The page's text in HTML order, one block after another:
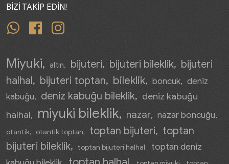
BİZİ TAKİP EDİN!
whatsapp facebook instagram
Miyuki altın bijuteri bijuteri bileklik bijuteri
halhal
bijuteri toptan bileklik boncuk
deniz
kabuğu
deniz kabuğu bileklik
deniz kabuğu
halhal
miyuki bileklik nazar nazar boncuğu
otantik otantik toptan toptan bijuteri
toptan
bijuteri bileklik
toptan bijuteri halhal
toptan deniz